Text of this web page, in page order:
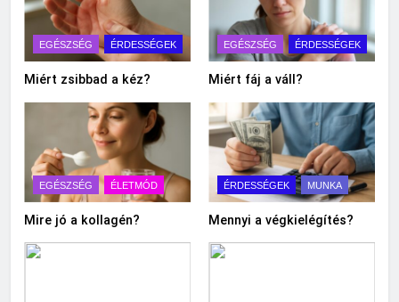
EGÉSZSÉG ÉRDESSÉGEK
Miért zsibbad a kéz?
EGÉSZSÉG ÉRDESSÉGEK
Miért fáj a váll?
EGÉSZSÉG ÉLETMÓD
Mire jó a kollagén?
ÉRDESSÉGEK MUNKA
Mennyi a végkielégítés?